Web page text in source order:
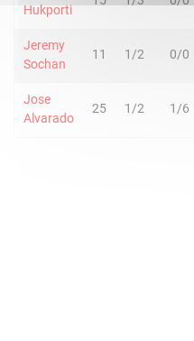
Hukporti
Jeremy
Sochan
11 1/2 0/0
Jose
Alvarado
25 1/2 1/6